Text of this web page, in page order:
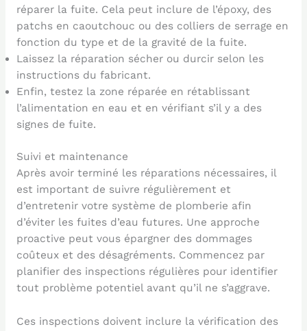
réparer la fuite. Cela peut inclure de l’époxy, des
patchs en caoutchouc ou des colliers de serrage en
fonction du type et de la gravité de la fuite.
Laissez la réparation sécher ou durcir selon les
instructions du fabricant.
Enfin, testez la zone réparée en rétablissant
l’alimentation en eau et en vérifiant s’il y a des
signes de fuite.
Suivi et maintenance
Après avoir terminé les réparations nécessaires, il
est important de suivre régulièrement et
d’entretenir votre système de plomberie afin
d’éviter les fuites d’eau futures. Une approche
proactive peut vous épargner des dommages
coûteux et des désagréments. Commencez par
planifier des inspections régulières pour identifier
tout problème potentiel avant qu’il ne s’aggrave.
Ces inspections doivent inclure la vérification des